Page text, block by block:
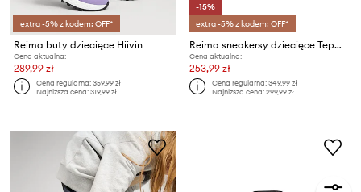
extra -5% z kodem: OFF*
Reima buty dziecięce Hiivin
Cena aktualna:
289,99 zł
Cena regularna:359,99 zł
Najniższa cena:319,99 zł
-15%
extra -5% z kodem: OFF*
Reima sneakersy dziecięce Tepastelu
Cena aktualna:
253,99 zł
Cena regularna:349,99 zł
Najniższa cena:299,99 zł